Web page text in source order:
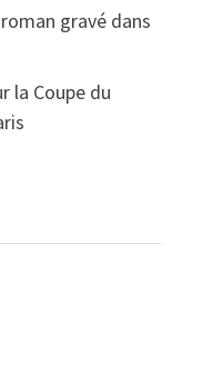
gravé dans
la Coupe du